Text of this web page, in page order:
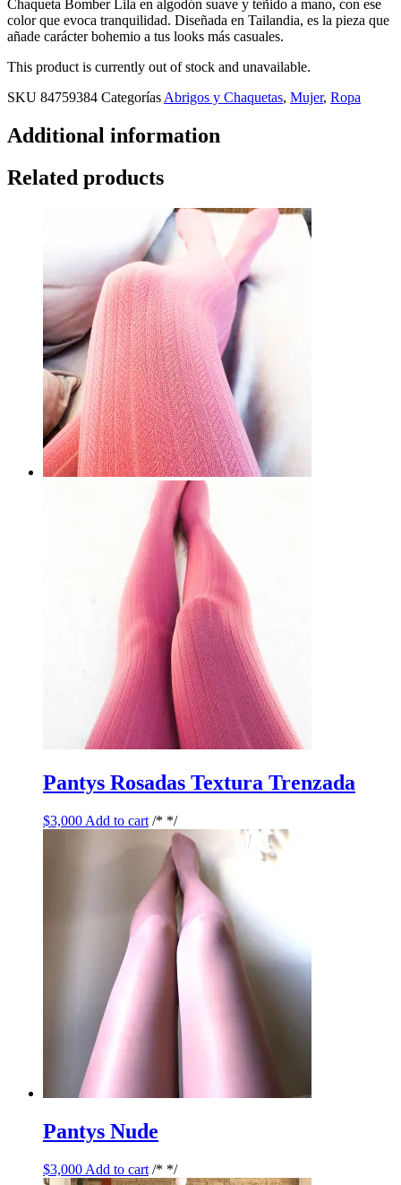
Chaqueta Bomber Lila en algodón suave y teñido a mano, con ese
color que evoca tranquilidad. Diseñada en Tailandia, es la pieza que
añade carácter bohemio a tus looks más casuales.
This product is currently out of stock and unavailable.
SKU 84759384 Categorías Abrigos y Chaquetas, Mujer, Ropa
Additional information
Related products
Pantys Rosadas Textura Trenzada
$3,000 Add to cart /* */
Pantys Nude
$3,000 Add to cart /* */